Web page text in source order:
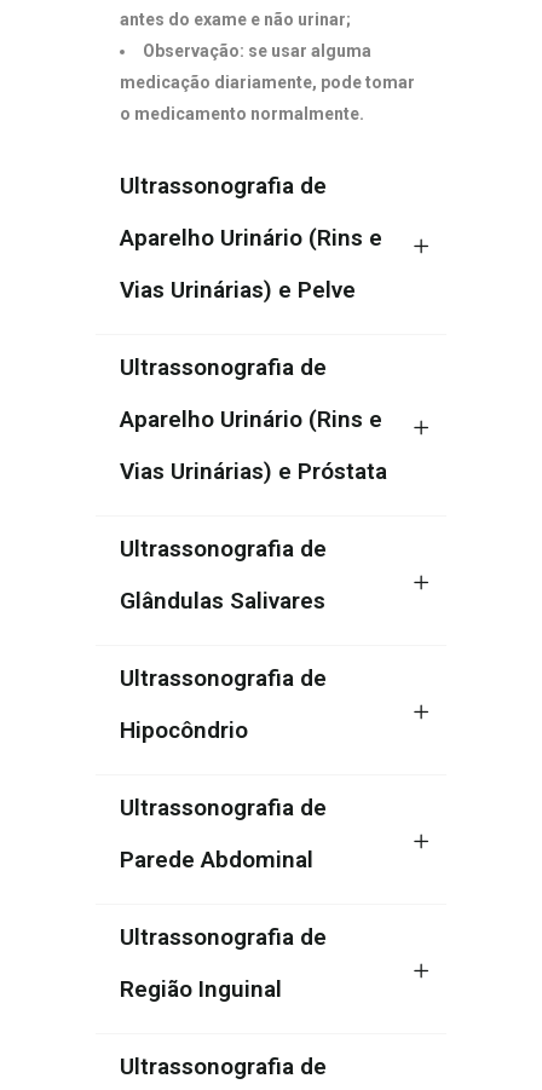
antes do exame e não urinar;
Observação: se usar alguma
medicação diariamente, pode tomar
o medicamento normalmente.
Ultrassonografia de
Aparelho Urinário (Rins e
Vias Urinárias) e Pelve
Ultrassonografia de
Aparelho Urinário (Rins e
Vias Urinárias) e Próstata
Ultrassonografia de
Glândulas Salivares
Ultrassonografia de
Hipocôndrio
Ultrassonografia de
Parede Abdominal
Ultrassonografia de
Região Inguinal
Ultrassonografia de